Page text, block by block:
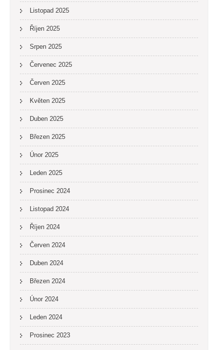
Listopad 2025
Říjen 2025
Srpen 2025
Červenec 2025
Červen 2025
Květen 2025
Duben 2025
Březen 2025
Únor 2025
Leden 2025
Prosinec 2024
Listopad 2024
Říjen 2024
Červen 2024
Duben 2024
Březen 2024
Únor 2024
Leden 2024
Prosinec 2023